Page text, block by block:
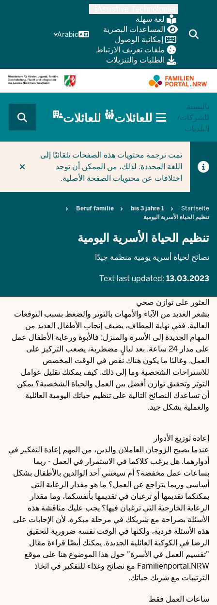
content
لغة سهلة
المساعدات البصرية
إمكانية الوصول
ملفات تعريف الارتباط
الطلبات والتنزيلات
Arabic
بالنسبة
للشركات/
البلديات
CURRENT SECTION للعائلات
HAUPTNAVIGATION
(BÜRGERBEREICH
للعائلات للعائلات
تمت ترجمة محتويات هذه الصفحات تلقائيًا إلى
اللغة المحددة. لذلك، من الممكن أن توجد
اختلافات عن محتويات الصفحة الأصلية.
Breadcrumb
Startseite
1 bis 3 jahre
Beruf familie
تنظيم الحياة الأسرية اليومية
تنظيم الحياة الأسرية اليومية
نصائح لحياة أسرية يومية منظمة جيدًا
Text last updated: 13.03.2023
العثور على توازن صحي
يشعر العديد من الآباء والأمهات بالتوتر والضغط بسبب التوقعات
العالية. ففي نهاية المطاف، يضيف إنجاب الأطفال العديد من
المهام الجديدة إلى الأسرة والمنزل: فالأبوة ورعاية الأطفال عمل
على مدار 24 ساعة. بعد ليالٍ مضطربة، يصعب التركيز على
العمل. وغالبًا ما يكون هناك نقص في الوقت المخصص
للاستراحات الشخصية وما إلى ذلك. كيف يمكنك تقليل عوامل
التوتر وتحقيق توازن أفضل بين العمل والحياة الشخصية؟ يمكن
أن تساعدك النصائح التالية على تنظيم حياتك اليومية العائلية
والعملية بشكل جيد.
إعادة توزيع الأدوار
عندما يصبح الزوجان العاملان والدين، من المهم إعادة التفكير في
أدوارهما. هل يرغب كلاكما في الاستمرار في العمل - ربما
بساعات عمل مخفضة؟ أم سيعتني أحد الوالدين بالأطفال بشكل
أساسي وربما يتراجع عن العمل؟ ما هو مقدار الرعاية التي
يمكنكما تقديمها أو ترغبان في تقديمها بأنفسكما، وما مقدار
الرعاية الخارجية التي ترغبان فيها؟ يجب عليك مناقشة هذه
الأسئلة بصراحة مع شريكك في مرحلة مبكرة. لأن الإجابات على
هذه الأسئلة فردية، ولكنها في الوقت نفسه ضرورية لتحقيق
الرضا في الكوكبة العائلية الجديدة. يمكنك أيضًا قراءة مقال
"تقسيم العمل في الأسرة" حول هذا الموضوع هنا على موقع
Familienportal.NRW مع نصائح وغذاء للتفكير في اتخاذ
الترتيبات مع شريك حياتك.
ساعات العمل فقط